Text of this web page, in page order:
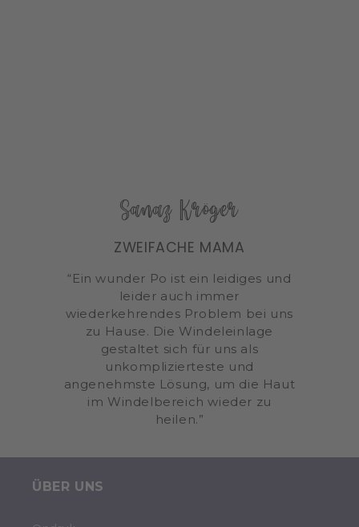
Sanaz Kröger
ZWEIFACHE MAMA
“Ein wunder Po ist ein leidiges und
leider auch immer
wiederkehrendes Problem bei uns
zu Hause. Die Windeleinlage
gestaltet sich für uns als
unkomplizierteste und
angenehmste Lösung, um die Haut
im Windelbereich wieder zu
heilen.”
ÜBER UNS